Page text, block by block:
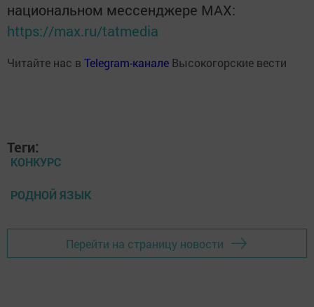
национальном мессенджере MАХ:
https://max.ru/tatmedia
Читайте нас в Telegram-канале Высокогорские вести
Теги:
КОНКУРС
РОДНОЙ ЯЗЫК
Перейти на страницу новости